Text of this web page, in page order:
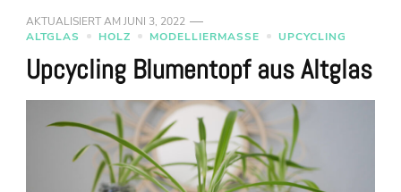
AKTUALISIERT AM JUNI 3, 2022
ALTGLAS
HOLZ MODELLIERMASSE UPCYCLING
Upcycling Blumentopf aus Altglas